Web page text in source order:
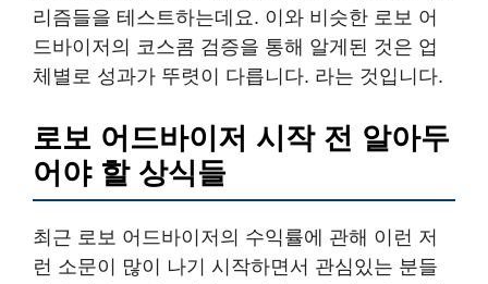
리즘들을 테스트하는데요. 이와 비슷한 로보 어
드바이저의 코스콤 검증을 통해 알게된 것은 업
체별로 성과가 뚜렷이 다릅니다. 라는 것입니다.
로보 어드바이저 시작 전 알아두
어야 할 상식들
최근 로보 어드바이저의 수익률에 관해 이런 저
런 소문이 많이 나기 시작하면서 관심있는 분들